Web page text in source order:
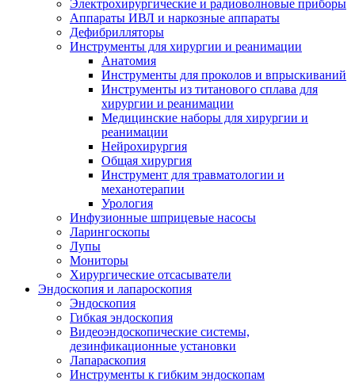
Электрохирургические и радиоволновые приборы
Аппараты ИВЛ и наркозные аппараты
Дефибрилляторы
Инструменты для хирургии и реанимации
Анатомия
Инструменты для проколов и впрыскиваний
Инструменты из титанового сплава для
хирургии и реанимации
Медицинские наборы для хирургии и
реанимации
Нейрохирургия
Общая хирургия
Инструмент для травматологии и
механотерапии
Урология
Инфузионные шприцевые насосы
Ларингоскопы
Лупы
Мониторы
Хирургические отсасыватели
Эндоскопия и лапароскопия
Эндоскопия
Гибкая эндоскопия
Видеоэндоскопические системы,
дезинфикационные установки
Лапараскопия
Инструменты к гибким эндоскопам